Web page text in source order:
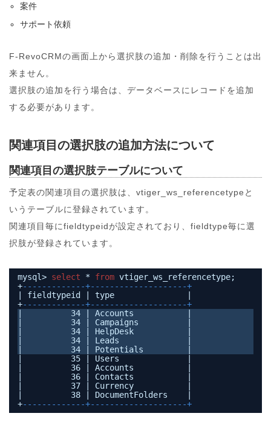
案件
サポート依頼
F-RevoCRMの画面上から選択肢の追加・削除を行うことは出
来ません。
選択肢の追加を行う場合は、データベースにレコードを追加
する必要があります。
関連項目の選択肢の追加方法について
関連項目の選択肢テーブルについて
予定表の関連項目の選択肢は、vtiger_ws_referencetypeと
いうテーブルに登録されています。
関連項目毎にfieldtypeidが設定されており、fieldtype毎に選
択肢が登録されています。
mysql> select * from vtiger_ws_referencetype;
+-------------+--------------------+
| fieldtypeid | type               |
+-------------+--------------------+
|          34 | Accounts           |
|          34 | Campaigns          |
|          34 | HelpDesk           |
|          34 | Leads              |
|          34 | Potentials         |
|          35 | Users              |
|          36 | Accounts           |
|          36 | Contacts           |
|          37 | Currency           |
|          38 | DocumentFolders    |
+-------------+--------------------+